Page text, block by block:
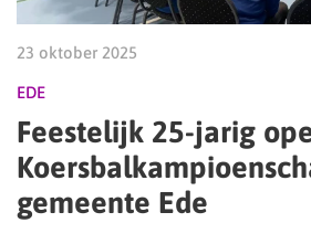
23 oktober 2025
EDE
Feestelijk 25-jarig
gemeente Ede